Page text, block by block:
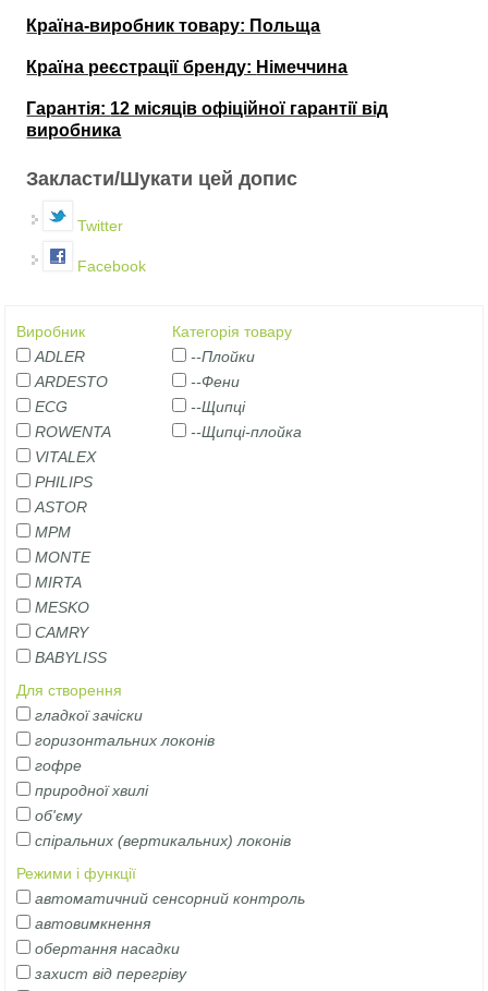
Країна-виробник товару: Польща
Країна реєстрації бренду: Німеччина
Гарантія: 12 місяців офіційної гарантії від
виробника
Закласти/Шукати цей допис
Twitter
Facebook
Виробник
ADLER
ARDESTO
ECG
ROWENTA
VITALEX
PHILIPS
ASTOR
MPM
MONTE
MIRTA
MESKO
CAMRY
BABYLISS
Категорія товару
--Плойки
--Фени
--Щипці
--Щипці-плойка
Для створення
гладкої зачіски
горизонтальних локонів
гофре
природної хвилі
об'єму
спіральних (вертикальних) локонів
Режими і функції
автоматичний сенсорний контроль
автовимкнення
обертання насадки
захист від перегріву